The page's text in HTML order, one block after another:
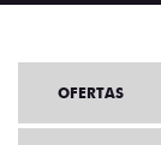
OFERTAS